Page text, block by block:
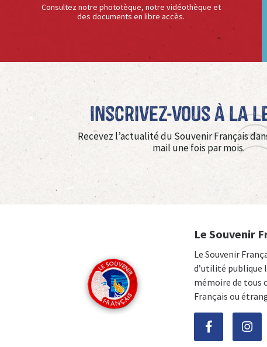
Consultez notre phototèque, notre vidéothèque et
des documents en libre accès.
Inscrivez-vous à La
Recevez l’actualité du Souvenir Français
mail une fois par mois.
Le Souvenir
Le Souvenir
d’utilité publique
mémoire de tous
Français ou